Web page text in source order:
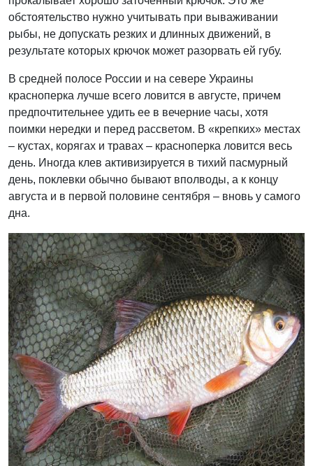
обстоятельство нужно учитывать при вываживании
рыбы, не допускать резких и длинных движений, в
результате которых крючок может разорвать ей губу.
В средней полосе России и на севере Украины
красноперка лучше всего ловится в августе, причем
предпочтительнее удить ее в вечерние часы, хотя
поимки нередки и перед рассветом. В «крепких» местах
– кустах, корягах и травах – красноперка ловится весь
день. Иногда клев активизируется в тихий пасмурный
день, поклевки обычно бывают вполводы, а к концу
августа и в первой половине сентября – вновь у самого
дна.